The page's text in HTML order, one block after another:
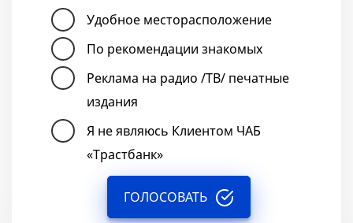
Удобное месторасположение
По рекомендации знакомых
Реклама на радио /ТВ/ печатные
издания
Я не являюсь Клиентом ЧАБ
«Трастбанк»
ГОЛОСОВАТЬ